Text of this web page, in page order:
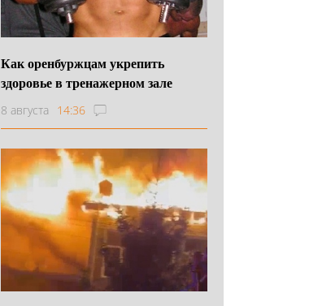
Как оренбуржцам укрепить
здоровье в тренажерном зале
8 августа 14:36